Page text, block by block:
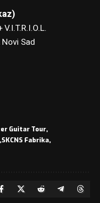
Novi Sad
Guitar Tour
SKCNS Fabrika